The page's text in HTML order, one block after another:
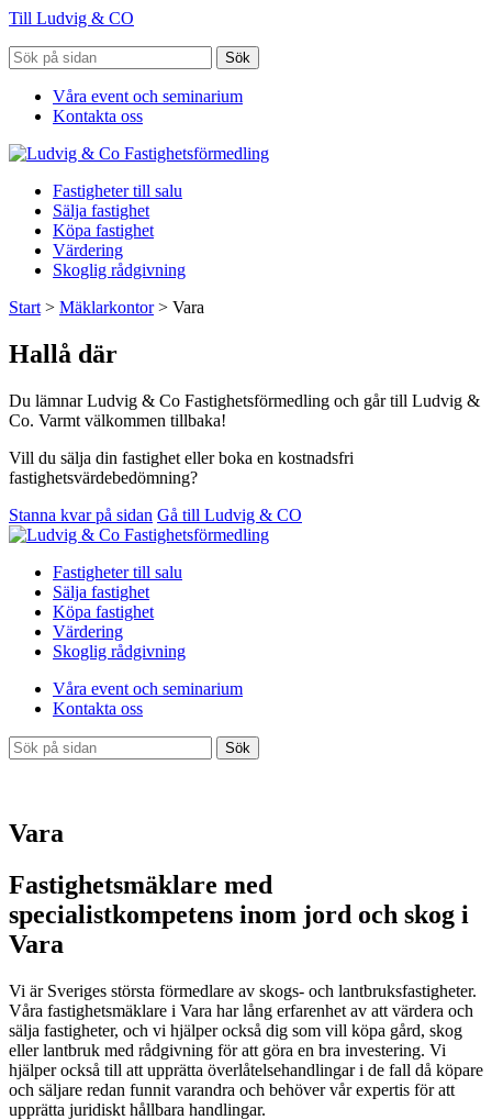
Till Ludvig & CO
Sök
Våra event och seminarium
Kontakta oss
Fastigheter till salu
Sälja fastighet
Köpa fastighet
Värdering
Skoglig rådgivning
Start > Mäklarkontor> Vara
Hallå där
Du lämnar Ludvig & Co Fastighetsförmedling och går till Ludvig &
Co. Varmt välkommen tillbaka!
Vill du sälja din fastighet eller boka en kostnadsfri
fastighetsvärdebedömning?
Stanna kvar på sidan Gå till Ludvig & CO
Fastigheter till salu
Sälja fastighet
Köpa fastighet
Värdering
Skoglig rådgivning
Våra event och seminarium
Kontakta oss
Sök
Vara
Fastighetsmäklare med
specialistkompetens inom jord och skog i
Vara
Vi är Sveriges största förmedlare av skogs- och lantbruksfastigheter.
Våra fastighetsmäklare i Vara har lång erfarenhet av att värdera och
sälja fastigheter, och vi hjälper också dig som vill köpa gård, skog
eller lantbruk med rådgivning för att göra en bra investering. Vi
hjälper också till att upprätta överlåtelsehandlingar i de fall då köpare
och säljare redan funnit varandra och behöver vår expertis för att
upprätta juridiskt hållbara handlingar.